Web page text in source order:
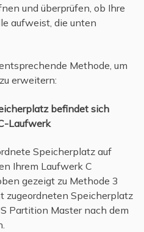
und überprüfen, ob Ihre
aufweist, die unten
Methode, um
erweitern:
befindet sich
Laufwerk
Speicherplatz auf
Ihrem Laufwerk C
gezeigt zu Methode 3
zugeordneten Speicherplatz
Partition Master nach dem